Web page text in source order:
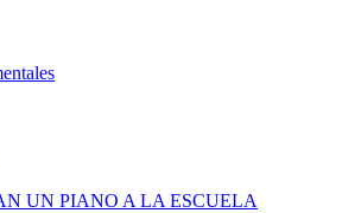
UN PIANO A LA ESCUELA